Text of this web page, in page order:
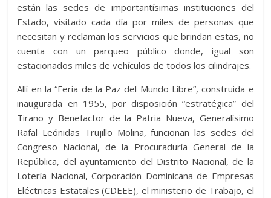
están las sedes de importantísimas instituciones del
Estado, visitado cada día por miles de personas que
necesitan y reclaman los servicios que brindan estas, no
cuenta con un parqueo público donde, igual son
estacionados miles de vehículos de todos los cilindrajes.
Allí en la “Feria de la Paz del Mundo Libre”, construida e
inaugurada en 1955, por disposición “estratégica” del
Tirano y Benefactor de la Patria Nueva, Generalísimo
Rafal Leónidas Trujillo Molina, funcionan las sedes del
Congreso Nacional, de la Procuraduría General de la
República, del ayuntamiento del Distrito Nacional, de la
Lotería Nacional, Corporación Dominicana de Empresas
Eléctricas Estatales (CDEEE), el ministerio de Trabajo, el